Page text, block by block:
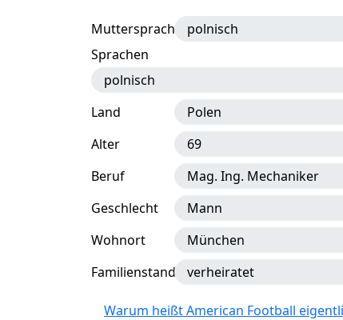
Muttersprache
polnisch
Sprachen
polnisch
Land
Polen
Alter
69
Beruf
Mag. Ing. Mechaniker
Geschlecht
Mann
Wohnort
München
Familienstand
verheiratet
Warum heißt American Football